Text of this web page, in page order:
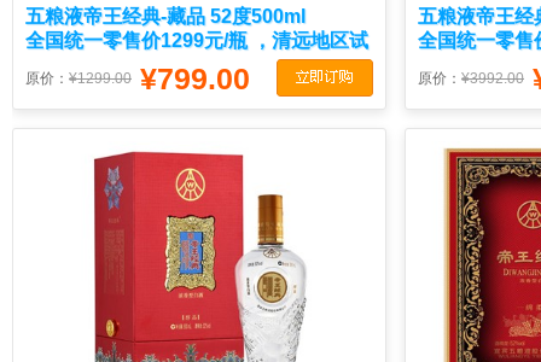
五粮液帝王经典-藏品 52度500ml
全国统一零售价1299元/瓶 ，清远地区试
原价： ¥1299.00 ¥799.00
五粮液帝王经
全国统一零售
试喝价888元/
原价： ¥3992.00